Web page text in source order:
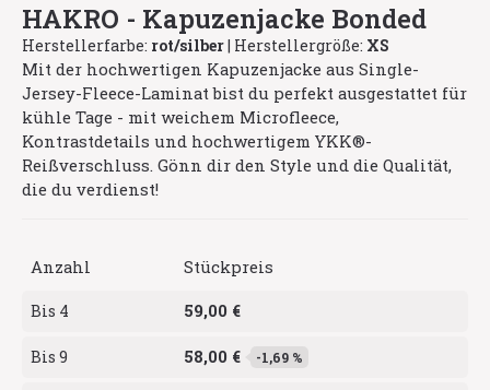
HAKRO - Kapuzenjacke Bonded
Herstellerfarbe: rot/silber| Herstellergröße: XS
Mit der hochwertigen Kapuzenjacke aus Single-
Jersey-Fleece-Laminat bist du perfekt ausgestattet für
kühle Tage - mit weichem Microfleece,
Kontrastdetails und hochwertigem YKK®-
Reißverschluss. Gönn dir den Style und die Qualität,
die du verdienst!
Anzahl Stückpreis
Bis 4 59,00 €
Bis 9 58,00 € -1,69 %